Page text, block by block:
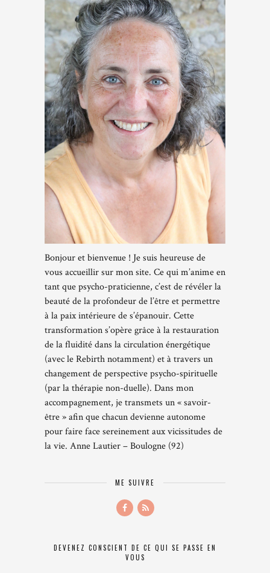
Bonjour et bienvenue ! Je suis heureuse de
vous accueillir sur mon site. Ce qui m’anime en
tant que psycho-praticienne, c’est de révéler la
beauté de la profondeur de l’être et permettre
à la paix intérieure de s’épanouir. Cette
transformation s’opère grâce à la restauration
de la fluidité dans la circulation énergétique
(avec le Rebirth notamment) et à travers un
changement de perspective psycho-spirituelle
(par la thérapie non-duelle). Dans mon
accompagnement, je transmets un « savoir-
être » afin que chacun devienne autonome
pour faire face sereinement aux vicissitudes de
la vie. Anne Lautier – Boulogne (92)
ME SUIVRE
DEVENEZ CONSCIENT DE CE QUI SE PASSE EN
VOUS